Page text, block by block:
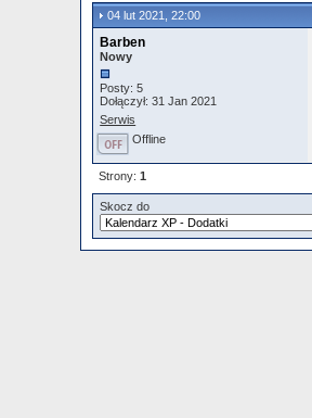
04 lut 2021, 22:00
Barben
Nowy
Posty: 5
Dołączył: 31 Jan 2021
Serwis
Offline
Strony:1
Skocz do